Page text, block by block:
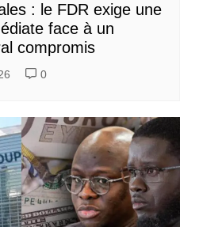
: le FDR exige une
face à un
compromis
0